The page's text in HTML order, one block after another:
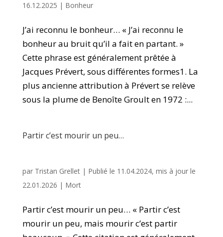
16.12.2025 | Bonheur
J’ai reconnu le bonheur… « J’ai reconnu le
bonheur au bruit qu’il a fait en partant. »
Cette phrase est généralement prêtée à
Jacques Prévert, sous différentes formes1. La
plus ancienne attribution à Prévert se relève
sous la plume de Benoîte Groult en 1972 :...
Partir c’est mourir un peu…
par Tristan Grellet| Publié le 11.04.2024, mis à jour le
22.01.2026 | Mort
Partir c’est mourir un peu… « Partir c’est
mourir un peu, mais mourir c’est partir